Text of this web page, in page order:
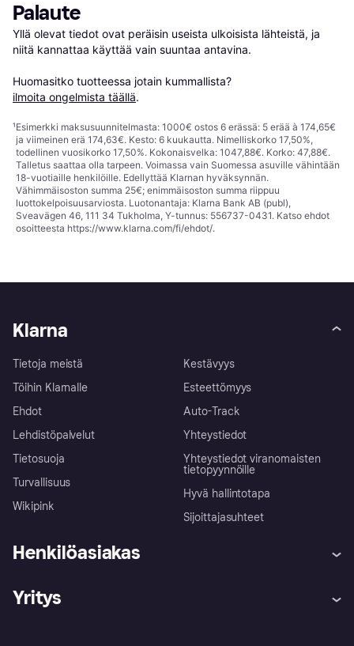
Palaute
Yllä olevat tiedot ovat peräisin useista ulkoisista lähteistä, ja
niitä kannattaa käyttää vain suuntaa antavina.
Huomasitko tuotteessa jotain kummallista?
ilmoita ongelmista täällä.
¹Esimerkki maksusuunnitelmasta: 1000€ ostos 6 erässä: 5 erää à 174,65€
ja viimeinen erä 174,63€. Kesto: 6 kuukautta. Nimelliskorko 17,50%,
todellinen vuosikorko 17,50%. Kokonaisvelka: 1047,88€. Korko: 47,88€.
Talletus saattaa olla tarpeen. Voimassa vain Suomessa asuville vähintään
18-vuotiaille henkilöille. Edellyttää Klarnan hyväksynnän.
Vähimmäisoston summa 25€; enimmäisoston summa riippuu
luottokelpoisuusarviosta. Luotonantaja: Klarna Bank AB (publ),
Sveavägen 46, 111 34 Tukholma, Y-tunnus: 556737-0431. Katso ehdot
osoitteesta https://www.klarna.com/fi/ehdot/.
Klarna
Tietoja meistä
Töihin Klarnalle
Ehdot
Lehdistöpalvelut
Tietosuoja
Turvallisuus
Wikipink
Kestävyys
Esteettömyys
Auto-Track
Yhteystiedot
Yhteystiedot viranomaisten
tietopyynnöille
Hyvä hallintotapa
Sijoittajasuhteet
Henkilöasiakas
Ohje
Kirjaudu sisään
Yritys